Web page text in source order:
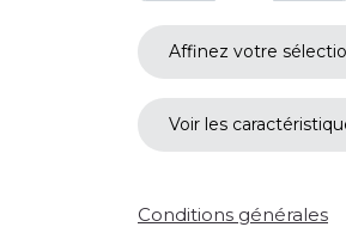
Affinez votre
Voir les
Conditions générales